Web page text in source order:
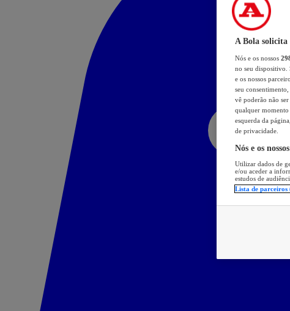
A Bola solicita
Nós e os nossos
no seu dispositivo.
e os nossos
seu
vê poderão não
qualquer
esquerda da
de privacidade.
Nós e os
Utilizar dados de
e/ou aceder a
estudos de
Lista de parceiros